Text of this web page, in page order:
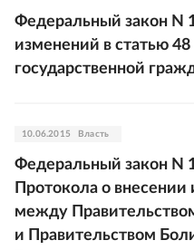
Федеральный закон N
изменений в статью
государственной
10.06.2015 Власть
Федеральный закон N
Протокола о
между
и Правительством